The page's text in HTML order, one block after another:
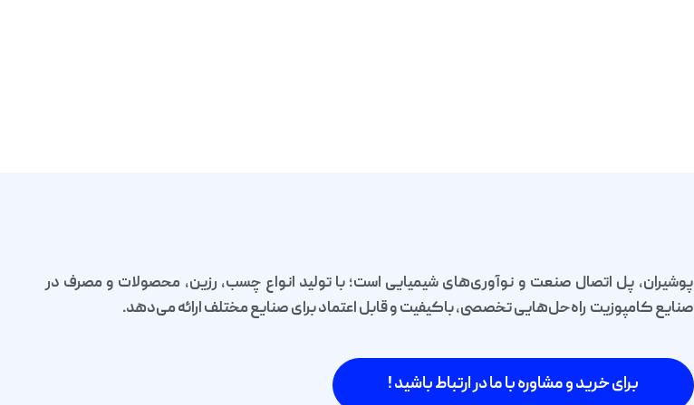
پوشیران، پل اتصال صنعت و نوآوری‌های شیمیایی است؛ با تولید انواع چسب، رزین، محصولات و مصرف در
صنایع کامپوزیت راه‌حل‌هایی تخصصی، باکیفیت و قابل اعتماد برای صنایع مختلف ارائه می‌دهد.
برای خرید و مشاوره با ما در ارتباط باشید !